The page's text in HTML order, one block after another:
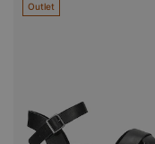
Outlet